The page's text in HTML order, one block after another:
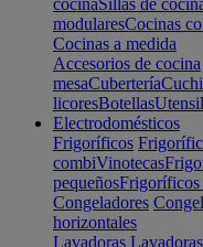
cocinaSillas de
modularesCocinas
Cocinas a medida
Accesorios de cocina
mesaCubertería
licoresBotellas
Electrodomésticos
Frigoríficos
combiVinotecas
pequeñosFrigoríficos
Congeladores
horizontales
Lavadoras